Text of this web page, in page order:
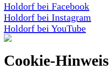
Holdorf bei Facebook
Holdorf bei Instagram
Holdorf bei YouTube
Cookie-Hinweis